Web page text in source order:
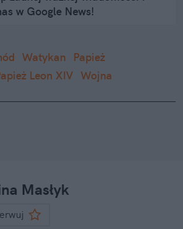
w Google News!
Watykan
Papież
Leon XIV Wojna
Masłyk